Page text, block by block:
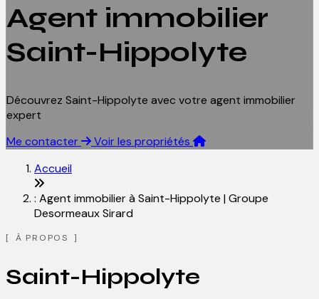
Agent immobilier
Saint-Hippolyte
Découvrez Saint-Hippolyte avec votre agent immobilier
expert
Me contacter
Voir les propriétés
Accueil
: Agent immobilier à Saint-Hippolyte | Groupe
Desormeaux Sirard
À PROPOS
Saint-Hippolyte